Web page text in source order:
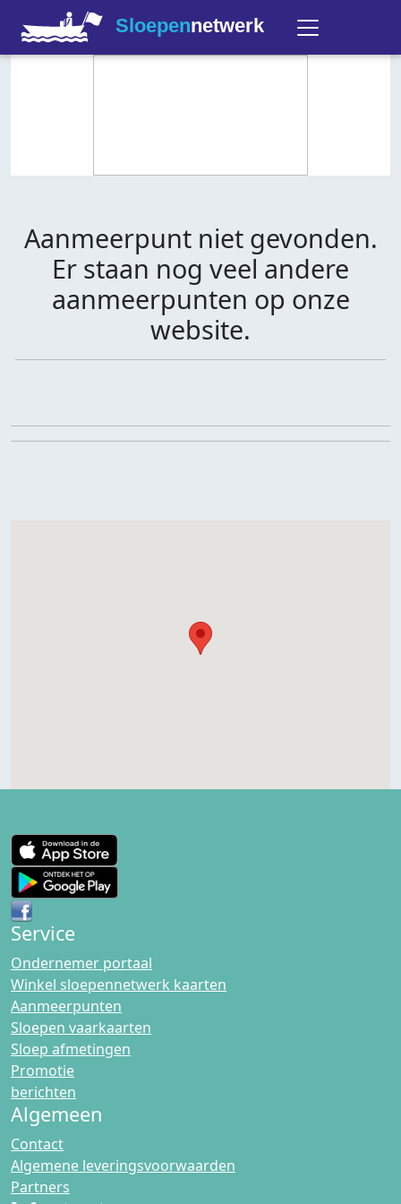
Sloepennetwerk
Aanmeerpunt niet gevonden.
Er staan nog veel andere
aanmeerpunten op onze
website.
Service
Ondernemer portaal
Winkel sloepennetwerk kaarten
Aanmeerpunten
Sloepen vaarkaarten
Sloep afmetingen
Promotie
berichten
Algemeen
Contact
Algemene leveringsvoorwaarden
Partners